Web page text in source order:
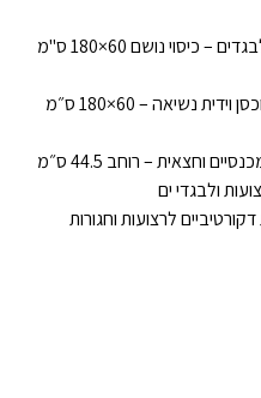
שקית אל-בד מתקפלת לשמלות ולבגדים – כיסוי נושם 60×180 ס"מ
כיסוי בגד מתקפל מבד נושם עם רוכסן וידית נשיאה – 60×180 ס״מ
וחצאית – רוחב 44.5 ס״מ
ולבגדי ים
לרצועות וחגורות